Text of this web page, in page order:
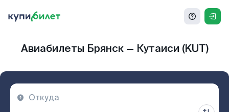
Авиабилеты Брянск — Кутаиси (KUT)